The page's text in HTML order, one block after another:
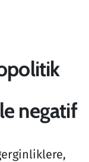
negatif